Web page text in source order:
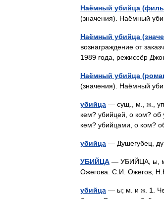
Наёмный убийца
(значения). Наёмный
Наёмный убийца
вознаграждение от
1989 года, режиссёр
Наёмный убийца
(значения). Наёмный
убийца — сущ., м., ж.,
кем? убийцей, о ком? об
кем? убийцами, о ком?
убийца — Душегубец,
УБИЙЦА — УБИЙЦА, ы,
Ожегова. С.И. Ожегов,
убийца — ы; м. и ж. 1.